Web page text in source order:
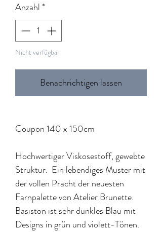
Anzahl*
Nicht verfügbar
Benachrichtigen lassen
Coupon 140 x 150cm
Hochwertiger Viskosestoff, gewebte
Struktur. Ein lebendiges Muster mit
der vollen Pracht der neuesten
Farnpalette von Atelier Brunette.
Basiston ist sehr dunkles Blau mit
Designs in grün und violett-Tönen.